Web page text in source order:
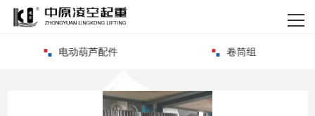
网站首页
关于我们 电动葫芦配件 卷筒组